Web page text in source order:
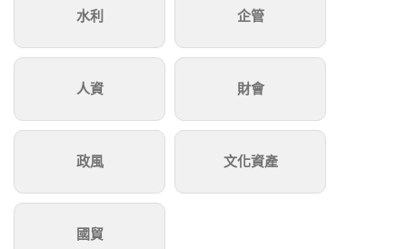
水利 企管
人資 財會
政風 文化資產
國貿